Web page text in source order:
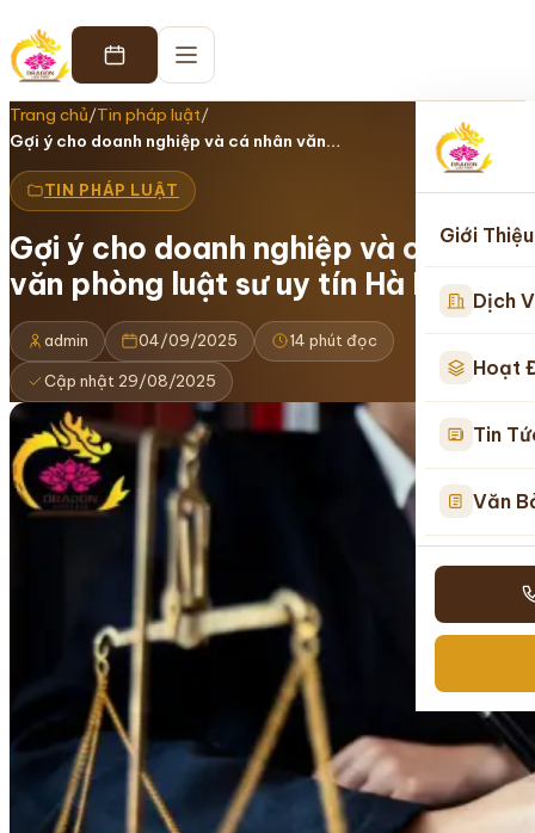
Giới Thiệu
Dịch
Hoạt
Tin
Văn
Trang chủ/Tin pháp luật/
Gợi ý cho doanh nghiệp và cá nhân văn…
TIN PHÁP LUẬT
Gợi ý cho doanh nghiệp và cá nhân
văn phòng luật sư uy tín Hà Nội
admin 04/09/2025 14 phút đọc
Cập nhật 29/08/2025